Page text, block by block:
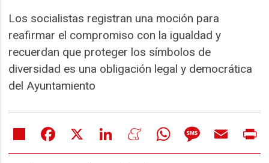
Los socialistas registran una moción para
reafirmar el compromiso con la igualdad y
recuerdan que proteger los símbolos de
diversidad es una obligación legal y democrática
del Ayuntamiento
Share Facebook LinkedIn MeneameWhatsAppMessageEmail